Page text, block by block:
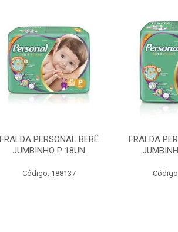
FRALDA PERSONAL BEBÊ
JUMBINHO P 18UN
Código: 188137
FRALDA